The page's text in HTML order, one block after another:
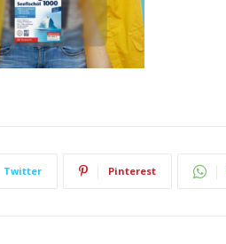
Twitter Pinterest